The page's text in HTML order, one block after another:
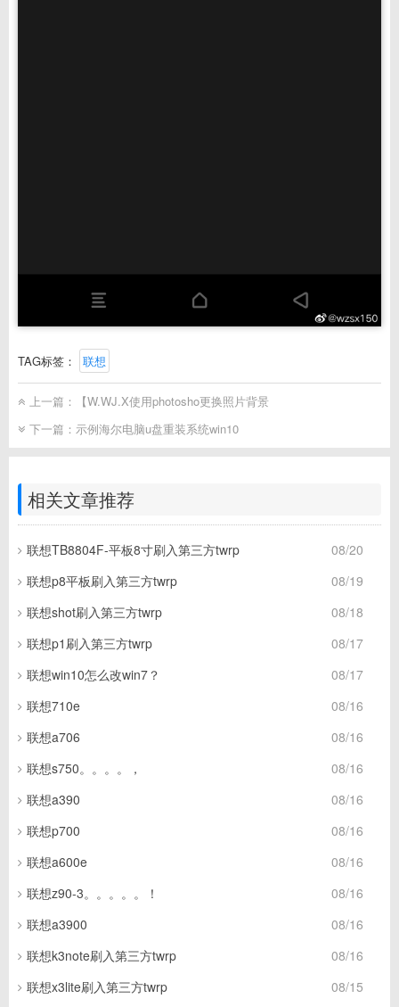
TAG标签： 联想
上一篇：
【W.WJ.X使用photosho更换照片背景
下一篇： 示例海尔电脑u盘重装系统win10
相关文章推荐
08/20
联想TB8804F-平板8寸刷入第三方twrp
08/19
联想p8平板刷入第三方twrp
08/18
联想shot刷入第三方twrp
08/17
联想p1刷入第三方twrp
08/17
联想win10怎么改win7？
08/16
联想710e
08/16
联想a706
08/16
联想s750。。。。，
08/16
联想a390
08/16
联想p700
08/16
联想a600e
08/16
联想z90-3。。。。。！
08/16
联想a3900
08/16
联想k3note刷入第三方twrp
08/15
联想x3lite刷入第三方twrp